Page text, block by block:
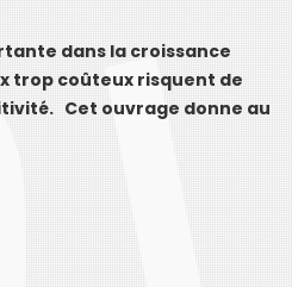
dans la croissance
trop coûteux risquent de
Cet ouvrage donne au